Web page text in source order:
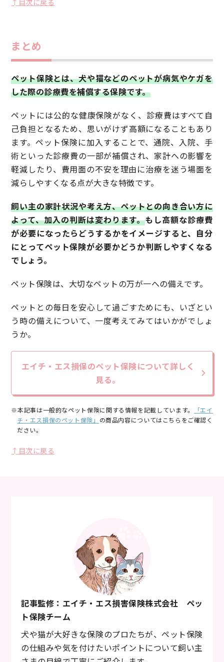
まとめ
ペット保険とは、犬や猫などのペットが病気やケガを
した際の診療費を補償する保険です。
ペットには公的な健康保険がなく、診療費はすべて自
己負担となるため、思いがけず高額になることもあり
ます。ペット保険に加入することで、通院、入院、手
術といった診療費の一部が補償され、家計への影響を
軽減したり、費用面の不安を理由に治療を迷う場面を
減らしやすくなる点が大きな特徴です。
飼い主の家計状況や考え方、ペットとの向き合い方に
よって、加入の判断は変わります。もし高額な診療費
が必要になったらどうするかをイメージすると、自分
にとってペット保険が必要かどうか判断しやすくなる
でしょう。
ペット保険は、大切なペットの万が一への備えです。
ペットとの毎日を安心して過ごすためにも、いざとい
う時の備えについて、一度考えてみてはいかがでしょ
うか。
エイチ・エス損保のペット保険について詳しく
見る。
※本記事は一般的なペット保険に関する情報を記載しています。
「エイ
チ・エス損保のペット保険」 の商品内容についてはこちらをご確認く
ださい。
↑目次に戻る
記事監修：エイチ・エス損害保険株式会社 ペッ
ト保険チーム
犬や猫が大好きな保険のプロたちが、ペット保険
の仕組みや気を付けたいポイントについて飼い主